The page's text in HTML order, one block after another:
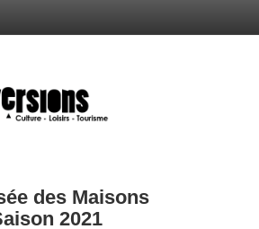
des Maisons
2021